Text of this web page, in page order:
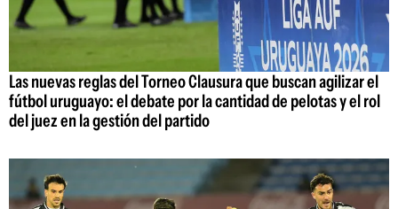
Las nuevas reglas del Torneo Clausura que buscan agilizar el
fútbol uruguayo: el debate por la cantidad de pelotas y el rol
del juez en la gestión del partido